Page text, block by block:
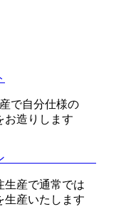
で自分仕様の
お造りします
ィション
生産で通常では
生産いたします